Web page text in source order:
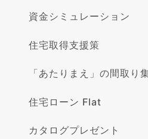
資金シミュレーション
住宅取得支援策
「あたりまえ」の間取り
住宅ローン Flat
カタログプレゼント